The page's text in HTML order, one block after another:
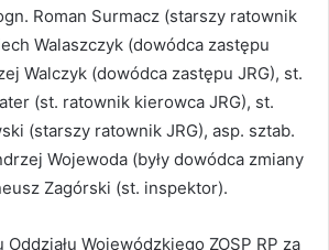
Roman Surmacz (starszy ratownik
Walaszczyk (dowódca zastępu
Walczyk (dowódca zastępu JRG), st.
(st. ratownik kierowca JRG), st.
(starszy ratownik JRG), asp. sztab.
Wojewoda (były dowódca zmiany
Zagórski (st. inspektor).
Wojewódzkiego ZOSP RP za